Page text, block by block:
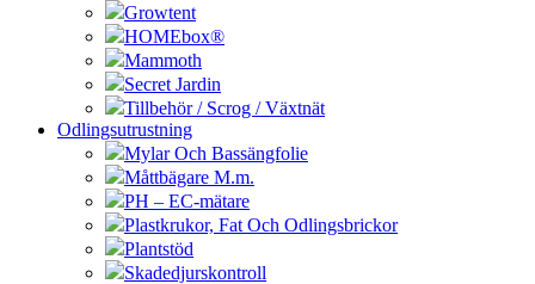
Growtent
HOMEbox®
Mammoth
Secret Jardin
Tillbehör / Scrog / Växtnät
Odlingsutrustning
Mylar Och Bassängfolie
Måttbägare M.m.
PH – EC-mätare
Plastkrukor, Fat Och Odlingsbrickor
Plantstöd
Skadedjurskontroll